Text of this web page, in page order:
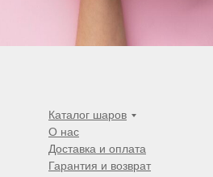
Каталог шаров
О нас
Доставка и оплата
Гарантия и возврат